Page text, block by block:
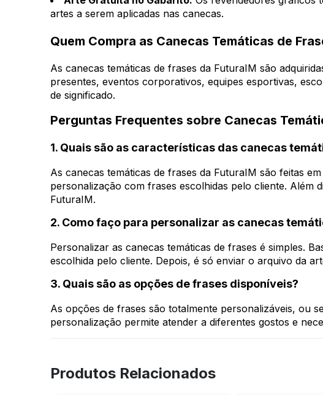
artes a serem aplicadas nas canecas.
Quem Compra as Canecas Temáticas de
As canecas temáticas de frases da FuturaIM são
presentes, eventos corporativos, equipes esportivas,
de significado.
Perguntas Frequentes sobre Canecas
1. Quais são as características das canecas
As canecas temáticas de frases da FuturaIM são feitas
personalização com frases escolhidas pelo cliente. Além
FuturaIM.
2. Como faço para personalizar as canecas
Personalizar as canecas temáticas de frases é simples.
escolhida pelo cliente. Depois, é só enviar o arquivo da
3. Quais são as opções de frases disponíveis?
As opções de frases são totalmente personalizáveis, ou
personalização permite atender a diferentes gostos e
Produtos Relacionados